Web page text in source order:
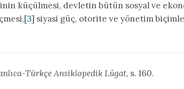
küçülmesi, devletin bütün sosyal ve
[3] siyasi güç, otorite ve yönetim
Türkçe Ansiklopedik Lûgat, s. 160.